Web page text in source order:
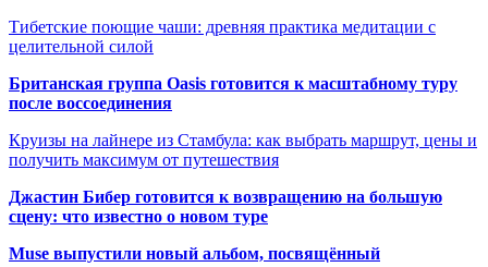
Тибетские поющие чаши: древняя практика медитации с
целительной силой
Британская группа Oasis готовится к масштабному туру
после воссоединения
Круизы на лайнере из Стамбула: как выбрать маршрут, цены и
получить максимум от путешествия
Джастин Бибер готовится к возвращению на большую
сцену: что известно о новом туре
Muse выпустили новый альбом, посвящённый